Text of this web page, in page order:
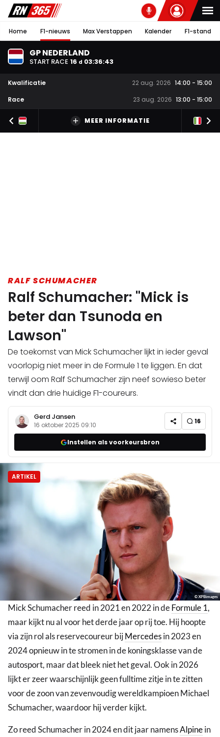
Home F1-nieuws Max Verstappen Kalender F1-stand
GP NEDERLAND
START RACE 16 d 03:36:42
Kwalificatie 22 aug. 2026 14:00 - 15:00
Race
23 aug. 2026 13:00 - 15:00
MEER INFORMATIE
RALF SCHUMACHER
Ralf Schumacher: "Mick is
beter dan Tsunoda en
Lawson"
De toekomst van Mick Schumacher lijkt in ieder geval
voorlopig niet meer in de Formule 1 te liggen. En dat
terwijl oom Ralf Schumacher zijn neef sowieso beter
vindt dan drie huidige F1-coureurs.
Gerd Jansen
16 oktober 2025 09:10 16
Instellen als voorkeursbron
ARTIKEL
© XPBimages
Mick Schumacher reed in 2021 en 2022 in deFormule 1,
maar kijkt nu al voor het derde jaar op rij toe. Hij hoopte
via zijn rol als reservecoureur bijMercedesin 2023 en
2024 opnieuw in te stromen in de koningsklasse van de
autosport, maar dat bleek niet het geval. Ook in 2026
lijkt er zeer waarschijnlijk geen fulltime zitje in te zitten
voor de zoon van zevenvoudig wereldkampioen Michael
Schumacher, waardoor hij verder kijkt.
Zo reed Schumacher in 2024 en dit jaar namensAlpinein